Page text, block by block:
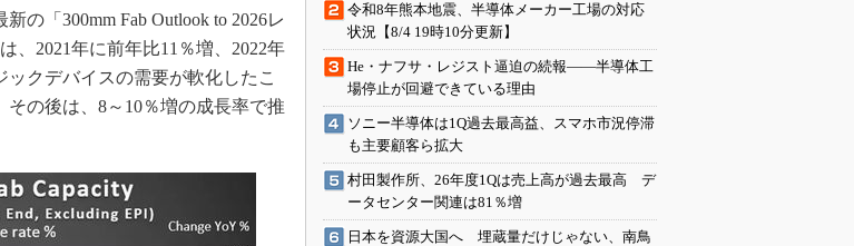
の「300mm Fab Outlook to 2026レ
、2021年に前年比11％増、2022年
クデバイスの需要が軟化したこ
の後は、8～10％増の成長率で推
令和8年熊本地震、半導体メーカー工場の対応
状況【8/4 19時10分更新】
He・ナフサ・レジスト逼迫の続報――半導体工
場停止が回避できている理由
ソニー半導体は1Q過去最高益、スマホ市況停滞
も主要顧客ら拡大
村田製作所、26年度1Qは売上高が過去最高 デ
ータセンター関連は81％増
日本を資源大国へ 埋蔵量だけじゃない、南鳥